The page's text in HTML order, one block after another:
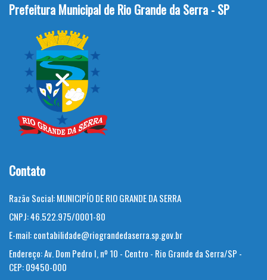
Prefeitura Municipal de Rio Grande da Serra - SP
Contato
Razão Social:MUNICIPÍO DE RIO GRANDE DA SERRA
CNPJ:46.522.975/0001-80
E-mail:contabilidade@riograndedaserra.sp.gov.br
Endereço:Av. Dom Pedro I, nº 10 - Centro - Rio Grande da Serra/SP -
CEP: 09450-000